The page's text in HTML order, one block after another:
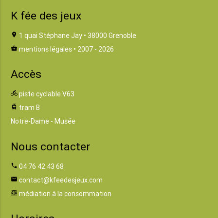
K fée des jeux
location_on 1 quai Stéphane Jay • 38000 Grenoble
business_center mentions légales • 2007 - 2026
Accès
directions_bike piste cyclable V63
tram tram B
Notre-Dame - Musée
Nous contacter
phone 04 76 42 43 68
email contact@kfeedesjeux.com
balance médiation à la consommation